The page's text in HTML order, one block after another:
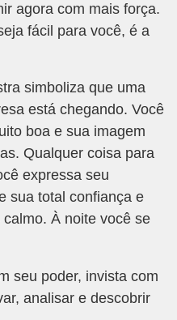
agora com mais força.
fácil para você, é a
simboliza que uma
está chegando. Você
boa e sua imagem
Qualquer coisa para
expressa seu
sua total confiança e
À noite você se
seu poder, invista com
analisar e descobrir